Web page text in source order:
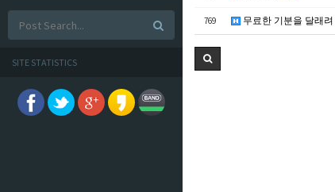
SITE STATISTICS
769 무료한 기분을 달래